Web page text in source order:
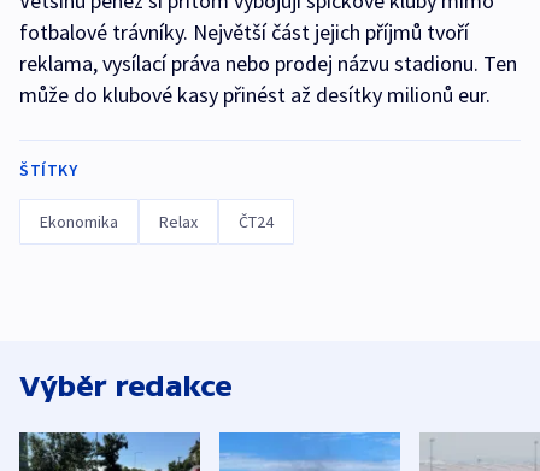
fotbalové trávníky. Největší část jejich příjmů tvoří
reklama, vysílací práva nebo prodej názvu stadionu. Ten
může do klubové kasy přinést až desítky milionů eur.
ŠTÍTKY
Ekonomika Relax ČT24
Výběr redakce